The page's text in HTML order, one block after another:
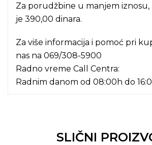
Za porudžbine u manjem iznosu,
je 390,00 dinara.
Za više informacija i pomoć pri
nas na 069/308-5900
Radno vreme Call Centra:
Radnim danom od 08:00h do
SLIČNI